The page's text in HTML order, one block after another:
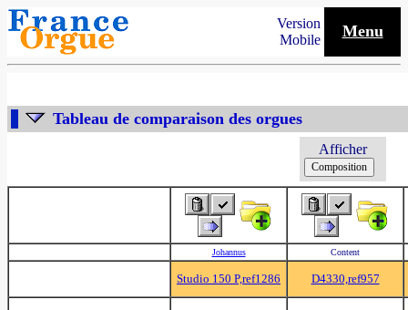
Version
Mobile
Menu
Tableau de comparaison des orgues
Afficher
Johannus Content
Studio 150 P,ref1286 D4330,ref957